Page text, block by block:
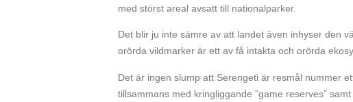
med störst areal avsatt till nationalparker.
Det blir ju inte sämre av att landet även inhyser den
orörda vildmarker är ett av få intakta och orörda
Det är ingen slump att Serengeti är resmål nummer
tillsammans med kringliggande ”game reserves”